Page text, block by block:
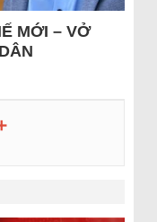
MỚI – VỞ